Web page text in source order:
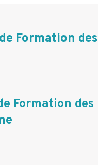
Formation des
Formation des